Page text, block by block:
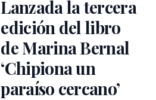
Lanzada la tercera
edición del libro
de Marina Bernal
‘Chipiona un
paraíso cercano’